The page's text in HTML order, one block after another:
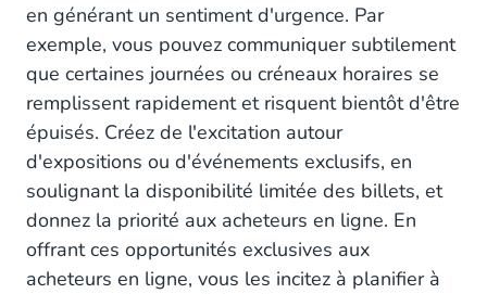
en générant un sentiment d'urgence. Par
exemple, vous pouvez communiquer subtilement
que certaines journées ou créneaux horaires se
remplissent rapidement et risquent bientôt d'être
épuisés. Créez de l'excitation autour
d'expositions ou d'événements exclusifs, en
soulignant la disponibilité limitée des billets, et
donnez la priorité aux acheteurs en ligne. En
offrant ces opportunités exclusives aux
acheteurs en ligne, vous les incitez à planifier à